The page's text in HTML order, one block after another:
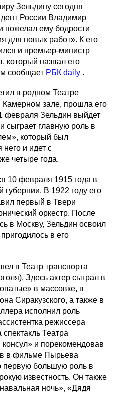
Зельдину сегодня
России Владимир
пожелал ему бодрости
для новых работ». К его
и премьер-министр
который назвал его
сообщает РБК daily .
в родном Театре
Камерном зале, прошла его
февраля Зельдин выйдет
сыграет главную роль в
который был
него и идет с
четыре года.
10 февраля 1915 года в
губернии. В 1922 году его
первый в Твери
оркестр. После
в Москву, Зельдин освоил
пригодилось в его
в Театр транспорта
Здесь актер сыграл в
в массовке, в
Сиракузского, а также в
исполнил роль
режиссера
Театра
и порекомендовав
в фильме Пырьева
первую большую роль в
известность. Он также
ночь», «Дядя